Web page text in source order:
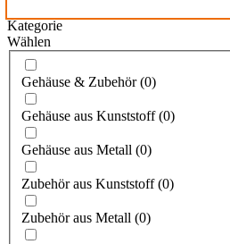
Kategorie
Wählen
Gehäuse & Zubehör (0)
Gehäuse aus Kunststoff (0)
Gehäuse aus Metall (0)
Zubehör aus Kunststoff (0)
Zubehör aus Metall (0)